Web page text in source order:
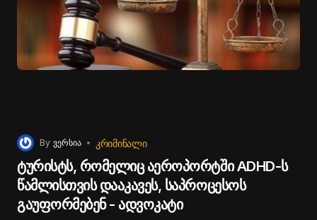
By ვერსია ᲙᲠᲘᲛᲘᲜᲐᲚᲘ
ტურისტს, რომელიც აეროპორტში ADHD-ს
წამლისთვის დააკავეს, საპროცესოს
გაუფორმებენ - ადვოკატი